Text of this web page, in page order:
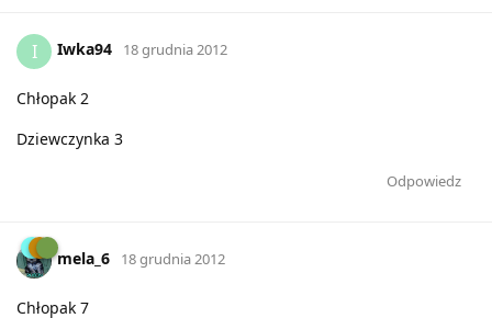
I Iwka94 18 grudnia 2012
Chłopak 2
Dziewczynka 3
Odpowiedz
mela_6 18 grudnia 2012
Chłopak 7